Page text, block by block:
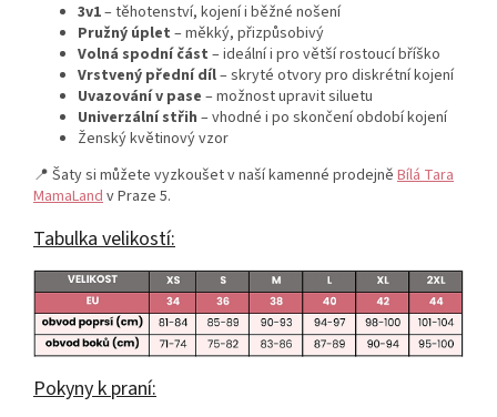
3v1– těhotenství, kojení i běžné nošení
Pružný úplet – měkký, přizpůsobivý
Volná spodní část – ideální i pro větší rostoucí bříško
Vrstvený přední díl– skryté otvory pro diskrétní kojení
Uvazování v pase – možnost upravit siluetu
Univerzální střih – vhodné i po skončení období kojení
Ženský květinový vzor
📍 Šaty si můžete vyzkoušet v naší kamenné prodejně Bílá Tara
MamaLandv Praze 5.
Tabulka velikostí:
Pokyny k praní: